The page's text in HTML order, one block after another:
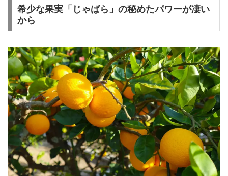
希少な果実「じゃばら」の秘めたパワーが凄い
から